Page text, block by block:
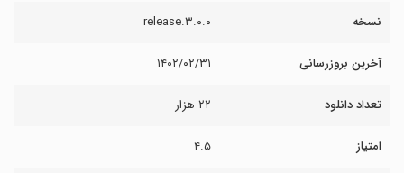
نسخه ۳.۰.۰.release
آخرین بروزرسانی ۱۴۰۲/۰۲/۳۱
تعداد دانلود ۲۲ هزار
امتیاز ۴.۵